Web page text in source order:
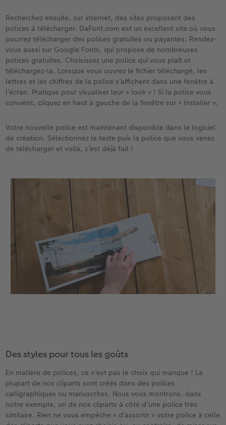
Recherchez ensuite, sur internet, des sites proposant des
polices à télécharger. DaFont.com est un excellent site où vous
pourrez télécharger des polices gratuites ou payantes. Rendez-
vous aussi sur Google Fonts, qui propose de nombreuses
polices gratuites. Choisissez une police qui vous plaît et
téléchargez-la. Lorsque vous ouvrez le fichier téléchargé, les
lettres et les chiffres de la police s’affichent dans une fenêtre à
l’écran. Pratique pour visualiser leur « look » ! Si la police vous
convient, cliquez en haut à gauche de la fenêtre sur « Installer ».
Votre nouvelle police est maintenant disponible dans le logiciel
de création. Sélectionnez le texte puis la police que vous venez
de télécharger et voilà, c’est déjà fait !
Des styles pour tous les goûts
En matière de polices, ce n’est pas le choix qui manque ! La
plupart de nos cliparts sont créés dans des polices
calligraphiques ou manuscrites. Nous vous montrons, dans
notre exemple, un de nos cliparts à côté d’une police très
similaire. Rien ne vous empêche « d’assortir » votre police à celle